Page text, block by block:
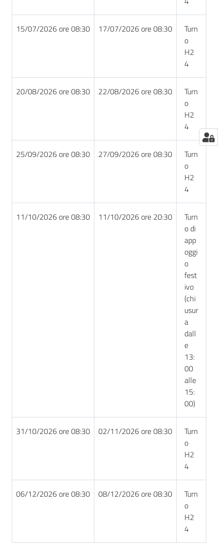
15/07/2026 ore 08:30 17/07/2026 ore 08:30
Turn
o
H2
4
20/08/2026 ore 08:30 22/08/2026 ore 08:30
Turn
o
H2
4
25/09/2026 ore 08:30 27/09/2026 ore 08:30
Turn
o
H2
4
11/10/2026 ore 08:30 11/10/2026 ore 20:30
Turn
o di
app
oggi
o
fest
ivo
(chi
usur
a
dall
e
13:
00
alle
15:
00)
31/10/2026 ore 08:30 02/11/2026 ore 08:30
Turn
o
H2
4
06/12/2026 ore 08:30 08/12/2026 ore 08:30
Turn
o
H2
4